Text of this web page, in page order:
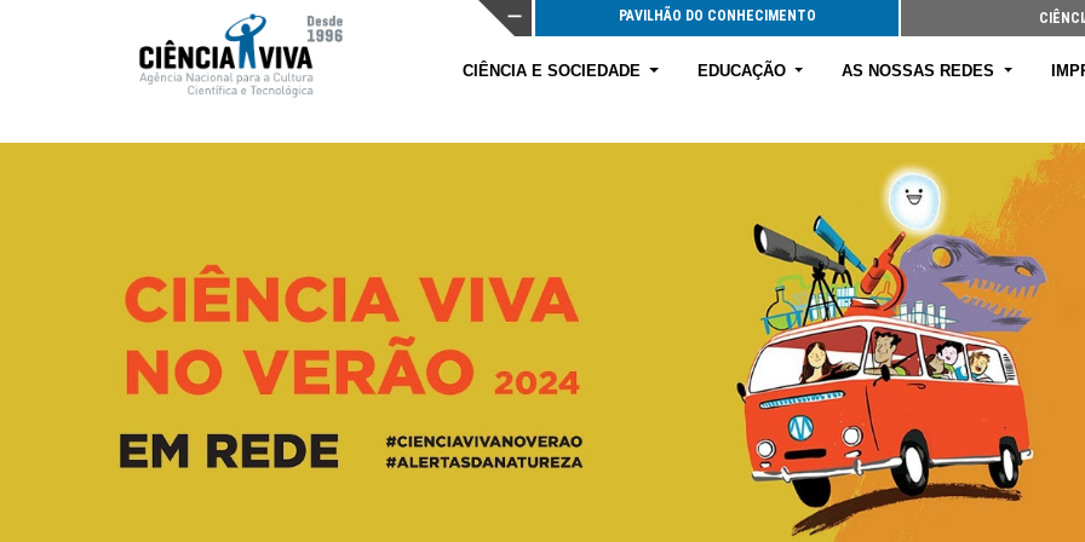
PAVILHÃO DO CONHECIMENTO
CIÊNCIA E SOCIEDADE EDUCAÇÃO AS NOSSAS REDES